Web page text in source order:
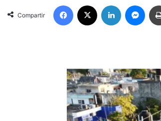
Compartir
Facebook LinkedIn